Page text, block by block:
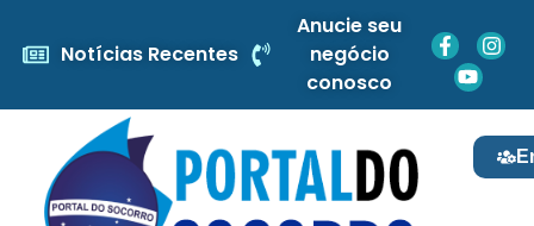
Notícias Recentes
Anucie seu
negócio
conosco